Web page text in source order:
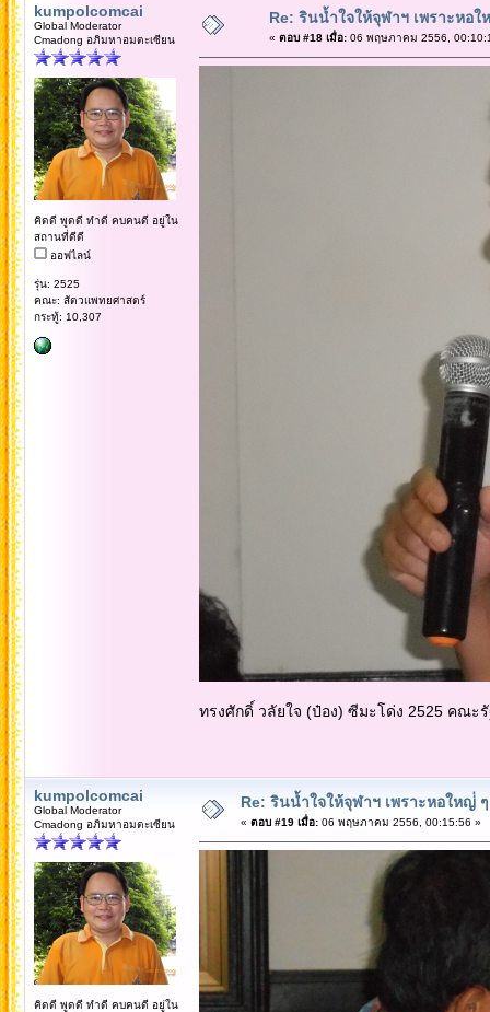
kumpolcomcai
Global Moderator
Cmadong อภิมหาอมตะเซียน
คิดดี พูดดี ทำดี คบคนดี อยู่ใน
สถานที่ดีดี
ออฟไลน์
รุ่น: 2525
คณะ: สัตวแพทยศาสตร์
กระทู้: 10,307
Re: รินน้ำใจให้จุฬาฯ เพราะหอใ
« ตอบ #18 เมื่อ:06 พฤษภาคม 2556,
ทรงศักดิ์ วลัยใจ (ป๋อง) ซีมะโด่ง 2525 คณะ
kumpolcomcai
Global Moderator
Cmadong อภิมหาอมตะเซียน
คิดดี พูดดี ทำดี คบคนดี อยู่ใน
Re: รินน้ำใจให้จุฬาฯ เพราะหอใหญ่่
« ตอบ #19 เมื่อ:06 พฤษภาคม 2556, 00:15:56 »